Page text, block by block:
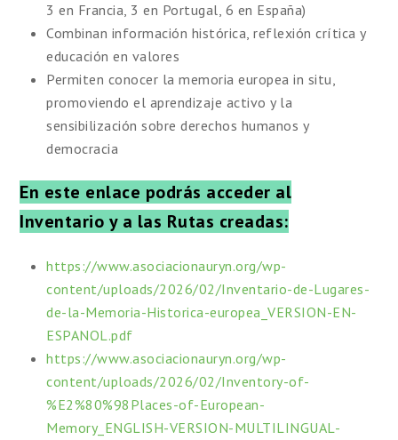
3 en Francia, 3 en Portugal, 6 en España)
Combinan información histórica, reflexión crítica y
educación en valores
Permiten conocer la memoria europea in situ,
promoviendo el aprendizaje activo y la
sensibilización sobre derechos humanos y
democracia
En este enlace podrás acceder al
Inventario y a las Rutas creadas:
https://www.asociacionauryn.org/wp-
content/uploads/2026/02/Inventario-de-Lugares-
de-la-Memoria-Historica-europea_VERSION-EN-
ESPANOL.pdf
https://www.asociacionauryn.org/wp-
content/uploads/2026/02/Inventory-of-
%E2%80%98Places-of-European-
Memory_ENGLISH-VERSION-MULTILINGUAL-